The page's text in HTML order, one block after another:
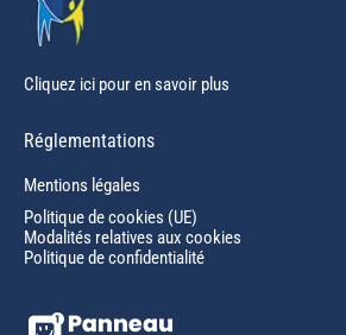
Cliquez ici pour en savoir plus
Réglementations
Mentions légales
Politique de cookies (UE)
Modalités relatives aux cookies
Politique de confidentialité